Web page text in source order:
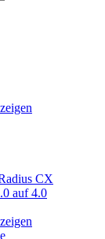
CX
auf 4.0